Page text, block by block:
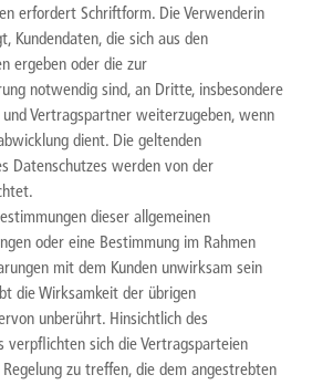
erfordert Schriftform. Die Verwenderin
Kundendaten, die sich aus den
ergeben oder die zur
notwendig sind, an Dritte, insbesondere
Vertragspartner weiterzugeben, wenn
dient. Die geltenden
Datenschutzes werden von der
dieser allgemeinen
oder eine Bestimmung im Rahmen
mit dem Kunden unwirksam sein
die Wirksamkeit der übrigen
unberührt. Hinsichtlich des
verpflichten sich die Vertragsparteien
zu treffen, die dem angestrebten